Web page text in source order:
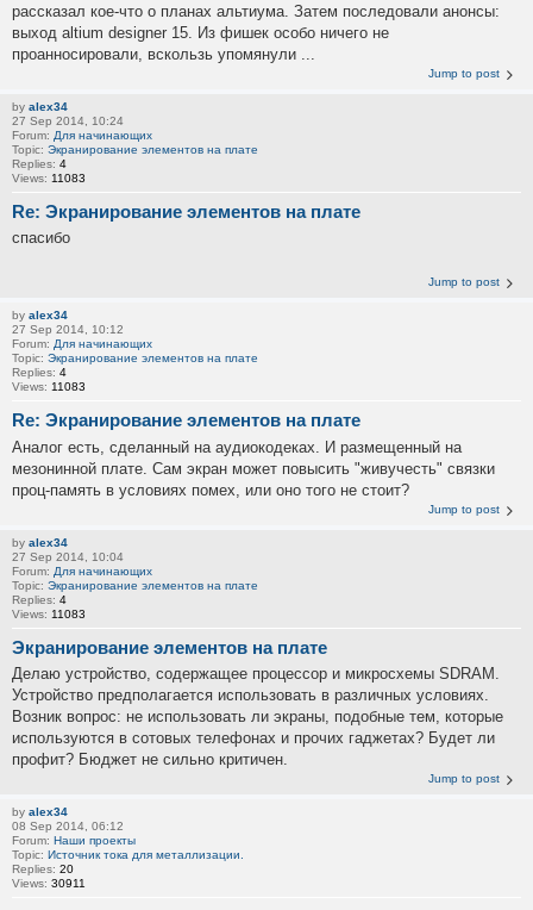
рассказал кое-что о планах альтиума. Затем последовали анонсы:
выход altium designer 15. Из фишек особо ничего не
проанносировали, вскользь упомянули ...
Jump to post
by alex34
27 Sep 2014, 10:24
Forum: Для начинающих
Topic: Экранирование элементов на плате
Replies: 4
Views: 11083
Re: Экранирование элементов на плате
спасибо
Jump to post
by alex34
27 Sep 2014, 10:12
Forum: Для начинающих
Topic: Экранирование элементов на плате
Replies: 4
Views: 11083
Re: Экранирование элементов на плате
Аналог есть, сделанный на аудиокодеках. И размещенный на
мезонинной плате. Сам экран может повысить "живучесть" связки
проц-память в условиях помех, или оно того не стоит?
Jump to post
by alex34
27 Sep 2014, 10:04
Forum: Для начинающих
Topic: Экранирование элементов на плате
Replies: 4
Views: 11083
Экранирование элементов на плате
Делаю устройство, содержащее процессор и микросхемы SDRAM.
Устройство предполагается использовать в различных условиях.
Возник вопрос: не использовать ли экраны, подобные тем, которые
используются в сотовых телефонах и прочих гаджетах? Будет ли
профит? Бюджет не сильно критичен.
Jump to post
by alex34
08 Sep 2014, 06:12
Forum: Наши проекты
Topic: Источник тока для металлизации.
Replies: 20
Views: 30911